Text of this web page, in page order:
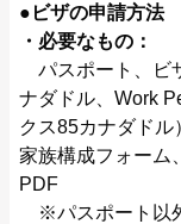
●ビザの申請方法
・必要なもの：
パスポート、ビ
ナダドル、Work
クス85カナダドル
家族構成フォーム
PDF
※パスポート以